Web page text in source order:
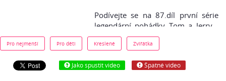
Podívejte se na 87.díl první série
legendární pohádky Tom a Jerry -
Smutné káčátko - zdarma online:
Jerry najde nešťastné káčátko. Ale
Pro nejmenší Pro děti Kreslené Zvířátka
Jako spustit video Špatné video